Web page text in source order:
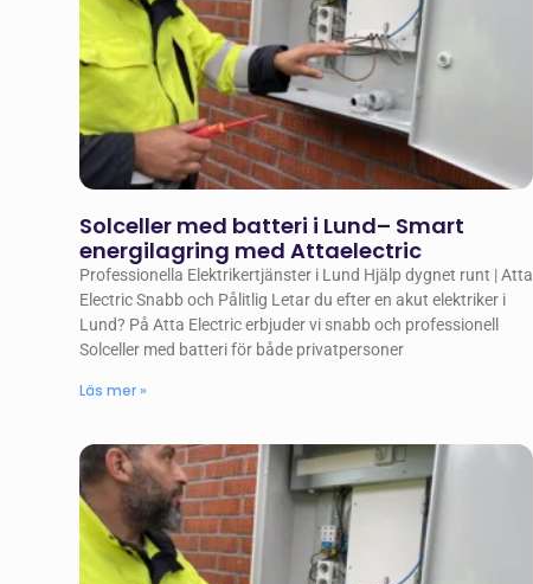
Solceller med batteri i Lund– Smart
energilagring med Attaelectric
Professionella Elektrikertjänster i Lund Hjälp dygnet runt | Atta
Electric Snabb och Pålitlig Letar du efter en akut elektriker i
Lund? På Atta Electric erbjuder vi snabb och professionell
Solceller med batteri för både privatpersoner
Läs mer »